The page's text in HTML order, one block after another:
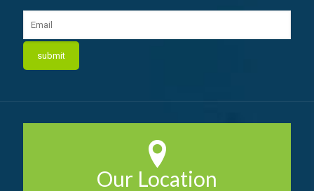
Our Location